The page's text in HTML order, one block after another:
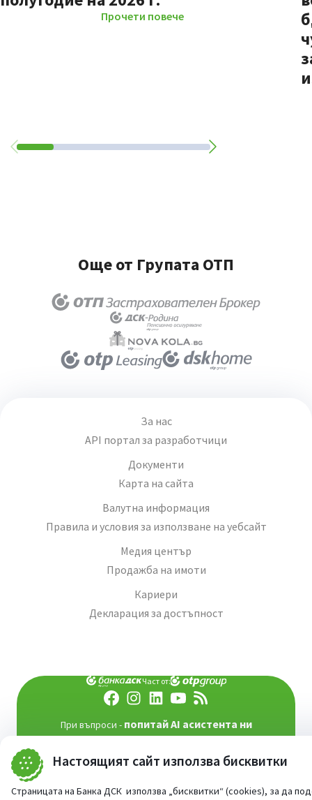
Настоящият сайт използва бисквитки
Страницата на Банка ДСК използва „бисквитки“ (cookies), за да
Прочети повече
Още от Групата ОТП
За нас
API портал за разработчици
Документи
Карта на сайта
Валутна информация
Правила и условия за използване на уебсайт
Медия център
Продажба на имоти
Кариери
Декларация за достъпност
Част от:
При въпроси - попитай AI асистента ни
Сайт от:StudioX